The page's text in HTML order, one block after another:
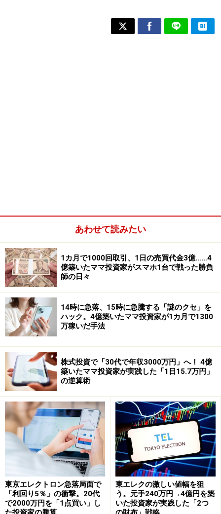
あわせて読みたい
1カ月で1000回取引、1日の売買代金3億……4
億築いたママ投資家がスマホ1台で戦った勝負
師の日々
14時に急落、15時に急騰する「謎のクセ」を
ハック。4億築いたママ投資家が1カ月で1300
万稼いだ手法
株式投資で「30代で年収3000万円」へ！ 4億
築いたママ投資家が実践した「1日15.7万円」
の逆算術
東京エレクトロン急落局面で
「利回り5％」の衝撃。20代
で2000万円を「1点買い」し
東エレクの激しい値幅を狙
う。元手240万円→4億円を築
いた投資家が実践した「2つ